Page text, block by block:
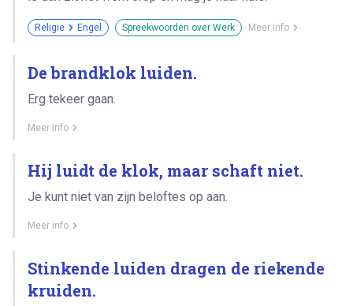
Religie Engel Spreekwoorden over Werk Meer info
De brandklok luiden.
Erg tekeer gaan.
Meer info
Hij luidt de klok, maar schaft niet.
Je kunt niet van zijn beloftes op aan.
Meer info
Stinkende luiden dragen de riekende
kruiden.